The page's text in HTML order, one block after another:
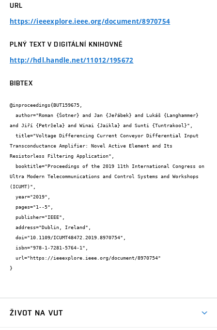
URL
https://ieeexplore.ieee.org/document/8970754
PLNÝ TEXT V DIGITÁLNÍ KNIHOVNĚ
http://hdl.handle.net/11012/195672
BIBTEX
@inproceedings{BUT159675,
and Jiří {Petržela} and Winai {Jaikla} and Sunti {Tuntrakool}",
Transconductance Amplifier: Novel Active Element and Its
Resistorless Filtering Application",
Ultra Modern Telecommunications and Control Systems and Workshops
(ICUMT)",
}
ŽIVOT NA VUT